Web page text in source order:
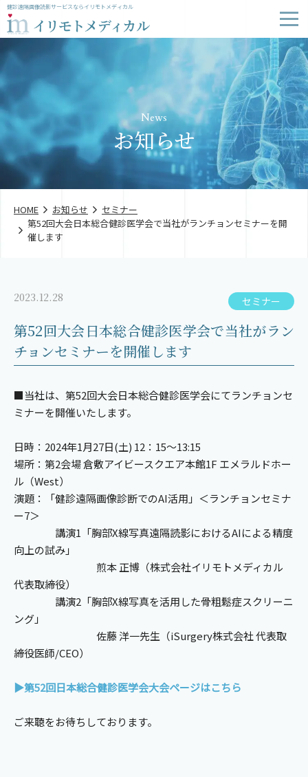
健診遠隔画像読影サービスならイリモトメディカル
News
お知らせ
HOME お知らせ
セミナー
第52回大会日本総合健診医学会で当社がランチョンセミナーを開
催します
2023.12.28 セミナー
第52回大会日本総合健診医学会で当社がラン
チョンセミナーを開催します
■当社は、第52回大会日本総合健診医学会にてランチョンセ
ミナーを開催いたします。
日時：2024年1月27日(土) 12：15～13:15
場所：第2会場 倉敷アイビースクエア本館1F エメラルドホー
ル（West）
演題：「健診遠隔画像診断でのAI活用」＜ランチョンセミナ
ー7＞
講演1「胸部X線写真遠隔読影におけるAIによる精度
向上の試み」
煎本 正博（株式会社イリモトメディカル
代表取締役）
講演2「胸部X線写真を活用した骨粗鬆症スクリーニ
ング」
佐藤 洋一先生（iSurgery株式会社 代表取
締役医師/CEO）
▶第52回日本総合健診医学会大会ページはこちら
ご来聴をお待ちしております。